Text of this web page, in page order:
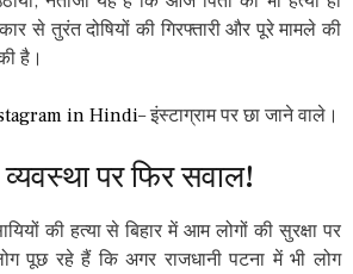
से तुरंत दोषियों की गिरफ्तारी और पूरे मामले की
है।
in Hindi– इंस्टाग्राम पर छा जाने वाले।
पर फिर सवाल!
की हत्या से बिहार में आम लोगों की सुरक्षा पर
पूछ रहे हैं कि अगर राजधानी पटना में भी लोग